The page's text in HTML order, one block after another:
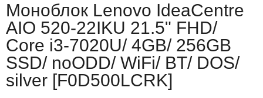
Моноблок Lenovo IdeaCentre
AIO 520-22IKU 21.5" FHD/
Core i3-7020U/ 4GB/ 256GB
SSD/ noODD/ WiFi/ BT/ DOS/
silver [F0D500LCRK]
Каталог продукции
Ноутбуки и ультрабуки
Компьютеры
Контакты
Контактная информация